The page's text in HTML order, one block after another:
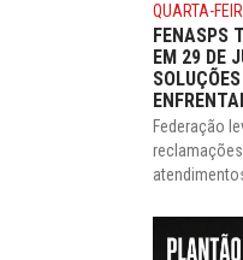
QUARTA-
FENASPS
EM 29 DE
Federação